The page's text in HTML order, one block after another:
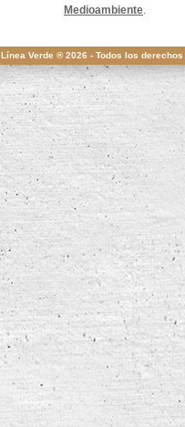
Medioambiente.
Línea Verde ® 2026 - Todos los